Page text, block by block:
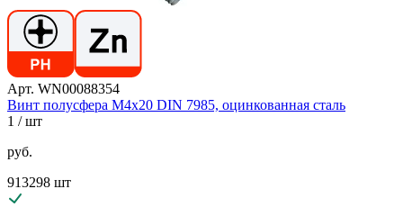
Арт. WN00088354
Винт полусфера М4х20 DIN 7985, оцинкованная сталь
1 / шт
руб.
913298 шт